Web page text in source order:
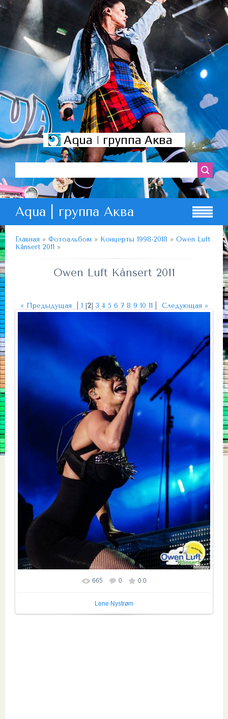
Aqua | группа Аква
Aqua | группа Аква
Главная » Фотоальбом » Концерты 1998-2018 » Owen Luft
Kånsert 2011 »
Owen Luft Kånsert 2011
« Предыдущая 1 [2] 3 4 5 6 7 8 9 10 11 Следующая »
Размер фотографии: 1650x2200
665 0 0.0
Lene Nystrøm